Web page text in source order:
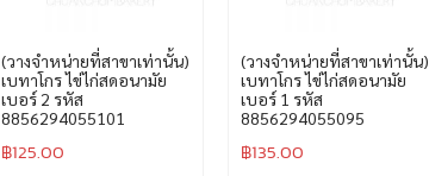
(วางจำหน่ายที่สาขาเท่านั้น)
เบทาโกร ไข่ไก่สดอนามัย
เบอร์ 2 รหัส
8856294055101
฿125.00
(วางจำหน่ายที่สาขาเท่านั้น)
เบทาโกร ไข่ไก่สดอนามัย
เบอร์ 1 รหัส
8856294055095
฿135.00